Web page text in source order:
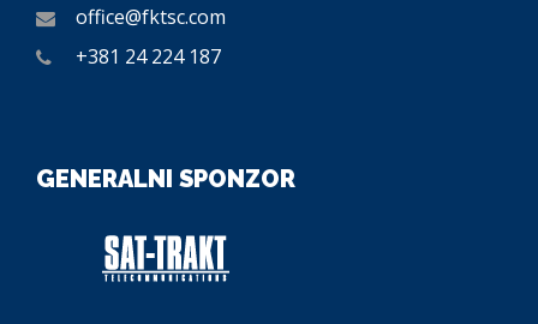
office@fktsc.com
+381 24 224 187
GENERALNI SPONZOR